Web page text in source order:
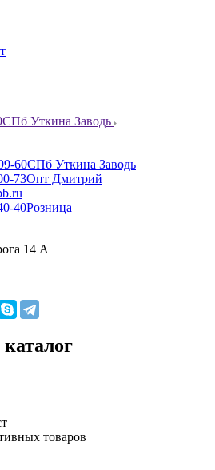
СПб Уткина Заводь
60СПб Уткина Заводь
73Опт Дмитрий
40Розница
14 А
товаров